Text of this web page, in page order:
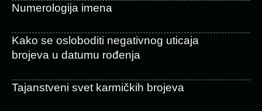
Numerologija imena
Kako se osloboditi negativnog uticaja
brojeva u datumu rođenja
Tajanstveni svet karmičkih brojeva